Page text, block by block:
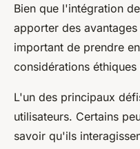
Bien que l'intégration
apporter des
important de prendre
considérations
L'un des principaux
utilisateurs. Certains
savoir qu'ils